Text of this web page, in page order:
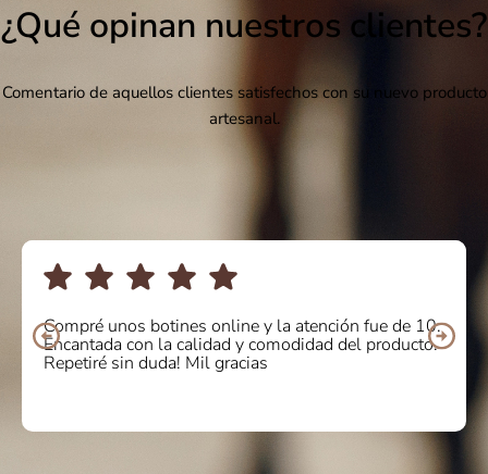
¿Qué opinan nuestros clientes?
Comentario de aquellos clientes satisfechos con su nuevo producto
artesanal.
Compré unos botines online y la atención fue de 10.
Encantada con la calidad y comodidad del producto.
Repetiré sin duda! Mil gracias